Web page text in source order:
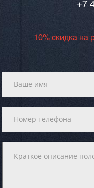
+7
10% скидка на